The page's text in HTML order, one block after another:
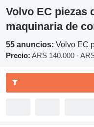
Volvo EC piezas
maquinaria de
55 anuncios: Volvo EC
Precio: ARS 140.000 -